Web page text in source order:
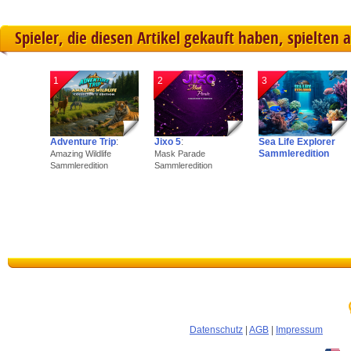
Spieler, die diesen Artikel gekauft haben, spielten
1
Adventure Trip:
Amazing Wildlife
Sammleredition
2
Jixo 5:
Mask Parade
Sammleredition
3
Sea Life Explorer
Sammleredition
Datenschutz AGB Impressum